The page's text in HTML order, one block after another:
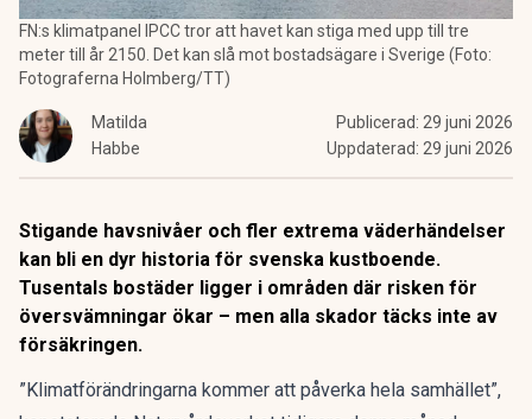
FN:s klimatpanel IPCC tror att havet kan stiga med upp till tre
meter till år 2150. Det kan slå mot bostadsägare i Sverige (Foto:
Fotograferna Holmberg/TT)
Matilda
Habbe
Publicerad: 29 juni 2026
Uppdaterad: 29 juni 2026
Stigande havsnivåer och fler extrema väderhändelser
kan bli en dyr historia för svenska kustboende.
Tusentals bostäder ligger i områden där risken för
översvämningar ökar – men alla skador täcks inte av
försäkringen.
”Klimatförändringarna kommer att påverka hela samhället”,